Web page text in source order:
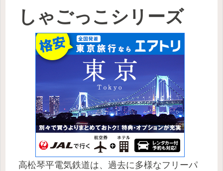
しゃごっこシリーズ
高松琴平電気鉄道は、過去に多様なフリーパ